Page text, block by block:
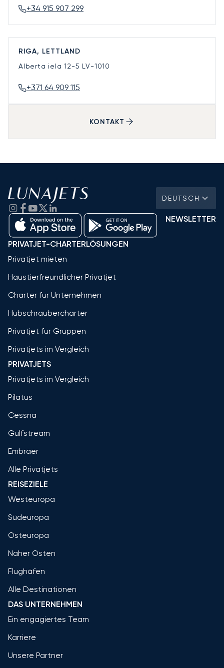
+34 915 907 299
RIGA, LETTLAND
Alberta iela 12-5 LV-1010
+371 64 909 115
KONTAKT
DEUTSCH
NEWSLETTER
PRIVATJET-CHARTERLÖSUNGEN
Privatjet mieten
Haustierfreundlicher Privatjet
Charter für Unternehmen
Hubschraubercharter
Privatjet für Gruppen
Privatjets im Vergleich
PRIVATJETS
Privatjets im Vergleich
Pilatus
Cessna
Gulfstream
Embraer
Alle Privatjets
REISEZIELE
Westeuropa
Südeuropa
Osteuropa
Naher Osten
Flughäfen
Alle Destinationen
DAS UNTERNEHMEN
Ein engagiertes Team
Karriere
Unsere Partner